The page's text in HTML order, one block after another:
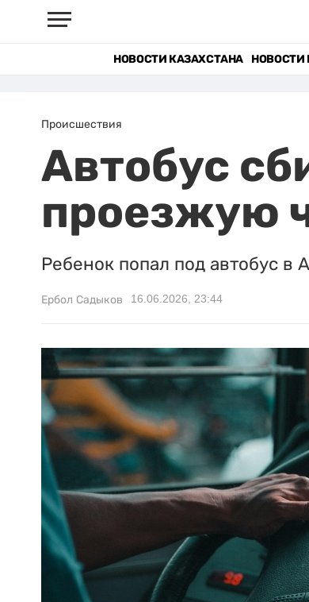
НОВОСТИ КАЗАХСТАНА НОВОСТИ
Происшествия
Автобус
проезжую
Ребенок попал под автобус в
Ербол Садыков 16.06.2026, 23:44